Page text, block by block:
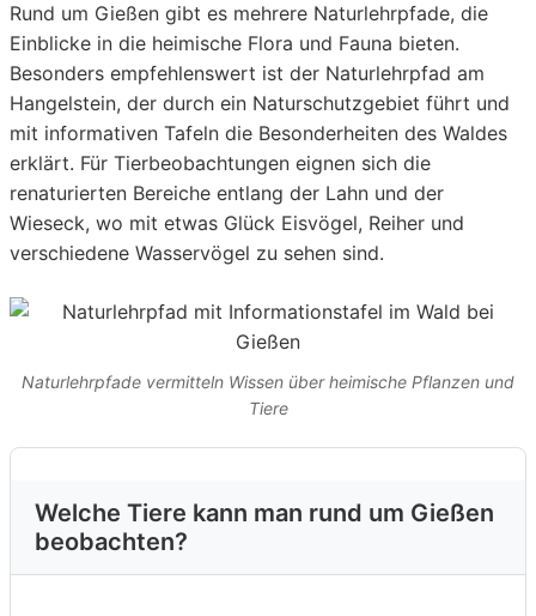
Rund um Gießen gibt es mehrere Naturlehrpfade, die
Einblicke in die heimische Flora und Fauna bieten.
Besonders empfehlenswert ist der Naturlehrpfad am
Hangelstein, der durch ein Naturschutzgebiet führt und
mit informativen Tafeln die Besonderheiten des Waldes
erklärt. Für Tierbeobachtungen eignen sich die
renaturierten Bereiche entlang der Lahn und der
Wieseck, wo mit etwas Glück Eisvögel, Reiher und
verschiedene Wasservögel zu sehen sind.
Naturlehrpfade vermitteln Wissen über heimische Pflanzen und
Tiere
Welche Tiere kann man rund um Gießen
beobachten?